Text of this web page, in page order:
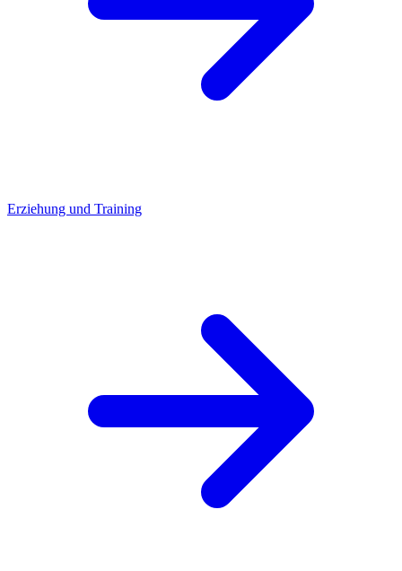
Erziehung und Training